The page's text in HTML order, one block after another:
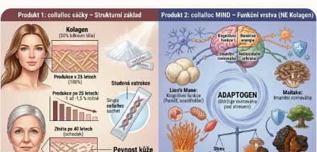
marketingového balastu. Zakladateľ značky collalloc
Záviš Lacina sa v rozhovore pre magazín HROT
rozhovoril o tom, prečo sa rozhodli vsadiť na čistotu a
úprimnosť a prečo namiesto Paríža momentálne
dobývajú divoké trhy v Indonézii či Etiópii.